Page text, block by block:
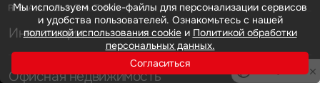
Инвестиции
Офисная недвижимость
Мы используем cookie-файлы для персонализации сервисов
и удобства пользователей. Ознакомьтесь с нашей
политикой использования cookieи Политикой обработки
персональных данных.
Согласиться